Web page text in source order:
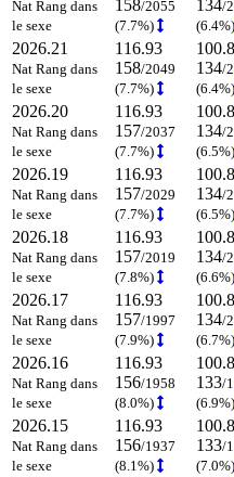
Nat Rang dans
le sexe
158/2055
(7.7%)
134/
(6.4%)
2026.21
Nat Rang dans
le sexe
116.93
158/2049
(7.7%)
134/
(6.4%)
2026.20
Nat Rang dans
le sexe
116.93
157/2037
(7.7%)
134/
(6.5%)
2026.19
Nat Rang dans
le sexe
116.93
157/2029
(7.7%)
134/
(6.5%)
2026.18
Nat Rang dans
le sexe
116.93
157/2019
(7.8%)
134/
(6.6%)
2026.17
Nat Rang dans
le sexe
116.93
157/1997
(7.9%)
134/
(6.7%)
2026.16
Nat Rang dans
le sexe
116.93
156/1958
(8.0%)
133/
(6.9%)
2026.15
Nat Rang dans
le sexe
116.93
156/1937
(8.1%)
133/
(7.0%)